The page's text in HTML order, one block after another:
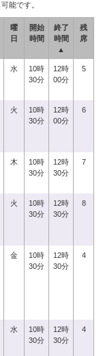
能です。
曜
日
開始
時間
終了
時間
▲
残
席
水
10時
30分
12時
00分
5
火
10時
30分
12時
00分
6
木
10時
30分
12時
30分
7
火
10時
30分
12時
30分
8
金
10時
30分
12時
30分
4
水
10時
30分
12時
30分
4